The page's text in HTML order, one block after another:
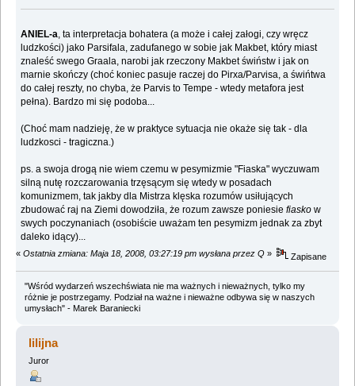
ANIEL-a, ta interpretacja bohatera (a może i całej załogi, czy wręcz
ludzkości) jako Parsifala, zadufanego w sobie jak Makbet, który miast
znaleść swego Graala, narobi jak rzeczony Makbet świństw i jak on
marnie skończy (choć koniec pasuje raczej do Pirxa/Parvisa, a świńtwa
do całej reszty, no chyba, że Parvis to Tempe - wtedy metafora jest
pełna). Bardzo mi się podoba...
(Choć mam nadzieję, że w praktyce sytuacja nie okaże się tak - dla
ludzkosci - tragiczna.)
ps. a swoja drogą nie wiem czemu w pesymizmie "Fiaska" wyczuwam
silną nutę rozczarowania trzęsącym się wtedy w posadach
komunizmem, tak jakby dla Mistrza klęska rozumów usiłujących
zbudować raj na Ziemi dowodziła, że rozum zawsze poniesiefiasko w
swych poczynaniach (osobiście uważam ten pesymizm jednak za zbyt
daleko idący)...
« Ostatnia zmiana: Maja 18, 2008, 03:27:19 pm wysłana przez Q » Zapisane
"Wśród wydarzeń wszechświata nie ma ważnych i nieważnych, tylko my
różnie je postrzegamy. Podział na ważne i nieważne odbywa się w naszych
umysłach" - Marek Baraniecki
lilijna
Juror